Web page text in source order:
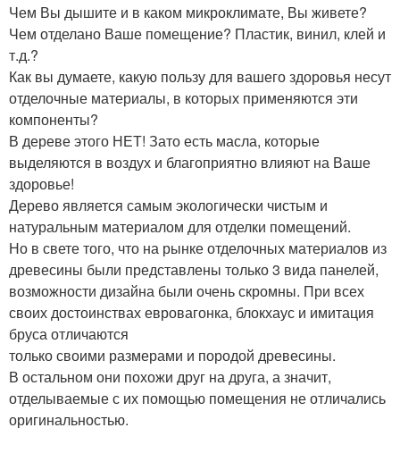
Чем Вы дышите и в каком микроклимате, Вы живете?
Чем отделано Ваше помещение? Пластик, винил, клей и
т.д.?
Как вы думаете, какую пользу для вашего здоровья несут
отделочные материалы, в которых применяются эти
компоненты?
В дереве этого НЕТ! Зато есть масла, которые
выделяются в воздух и благоприятно влияют на Ваше
здоровье!
Дерево является самым экологически чистым и
натуральным материалом для отделки помещений.
Но в свете того, что на рынке отделочных материалов из
древесины были представлены только 3 вида панелей,
возможности дизайна были очень скромны. При всех
своих достоинствах евровагонка, блокхаус и имитация
бруса отличаются
только своими размерами и породой древесины.
В остальном они похожи друг на друга, а значит,
отделываемые с их помощью помещения не отличались
оригинальностью.